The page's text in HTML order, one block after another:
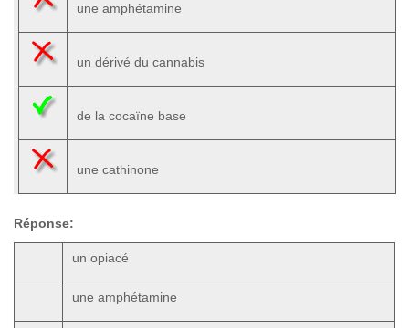
une amphétamine
un dérivé du cannabis
de la cocaïne base
une cathinone
Réponse:
un opiacé
une amphétamine